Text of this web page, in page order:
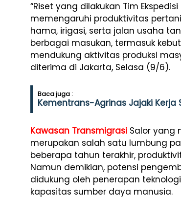
“Riset yang dilakukan Tim
memengaruhi produktivitas
hama, irigasi, serta jalan usaha
berbagai masukan, termasuk
mendukung aktivitas produksi
diterima di Jakarta, Selasa (9/6).
Baca juga :
Kementrans-Agrinas Jajaki Kerja
Kawasan Transmigrasi Salor yang
merupakan salah satu lumbung
beberapa tahun terakhir,
Namun demikian, potensi
didukung oleh penerapan
kapasitas sumber daya manusia.